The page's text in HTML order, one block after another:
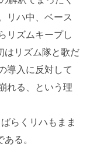
リハ中、ベース
リズムキープし
はリズム隊と歌だ
導入に反対して
れる、という理
らくリハもまま
る。